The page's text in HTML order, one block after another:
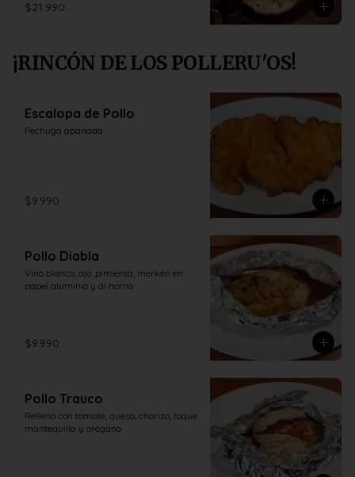
$21.990
¡RINCÓN DE LOS POLLERU'OS!
Escalopa de Pollo
Pechuga apanada
$9.990
Pollo Diabla
Vino blanco, ajo ,pimienta, merkén en
papel aluminio y al horno
$9.990
Pollo Trauco
Relleno con tomate, queso, chorizo, toque
mantequilla y orégano